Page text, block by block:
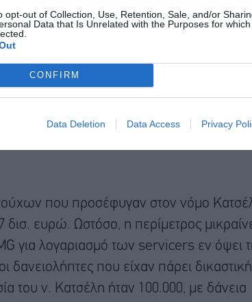
opt-out of Collection, Use, Retention, Sale, and/or
Data that Is Unrelated with the Purposes for
CONFIRM
Data Deletion Data Access Privacy
που προσέφυγαν στον νόμο
ευρώ. Ωστόσο, η περίμετρος
για λογαριασμό των servicers εν όψει
δανειολήπτες που είχαν πάρει δικαστική
του ν. Κατσέλη ήταν 100.000, με δάνεια